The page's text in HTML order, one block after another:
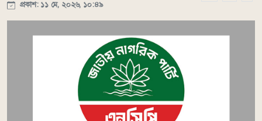
প্রকাশ: ১১ মে, ২০২৬, ১০:৪৯